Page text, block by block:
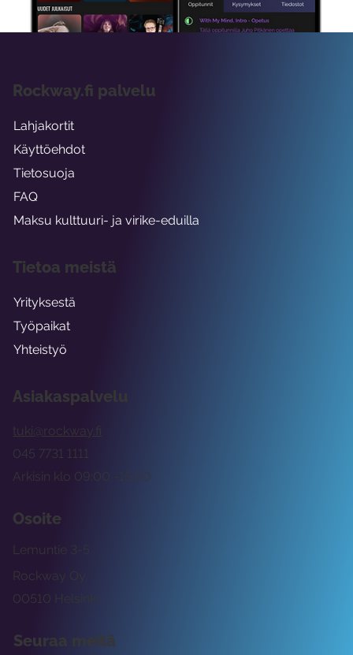
Asiakaspalvelu
tuki@rockway.fi
Arkisin klo 09:00 -15:00
045 7731 1111
Osoite
Rockway Oy
Lemuntie 3-5
00510 Helsinki
Seuraa meitä
Rockway.fi palvelu
Lahjakortit
Käyttöehdot
Tietosuoja
FAQ
Maksu kulttuuri- ja virike-eduilla
Tietoa meistä
Yrityksestä
Työpaikat
Yhteistyö